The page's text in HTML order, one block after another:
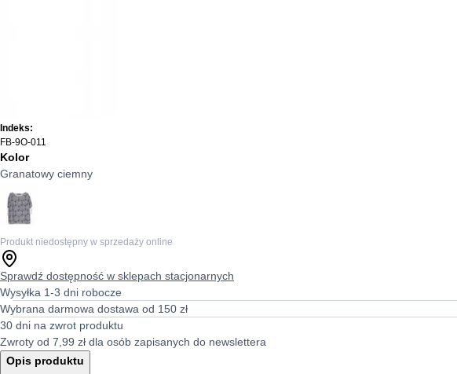
Indeks:
FB-9O-011
Kolor
Granatowy ciemny
Produkt niedostępny w sprzedaży online
Sprawdź dostępność w sklepach stacjonarnych
Wysyłka 1-3 dni robocze
Wybrana darmowa dostawa od 150 zł
30 dni na zwrot produktu
Zwroty od 7,99 zł dla osób zapisanych do newslettera
Opis produktu